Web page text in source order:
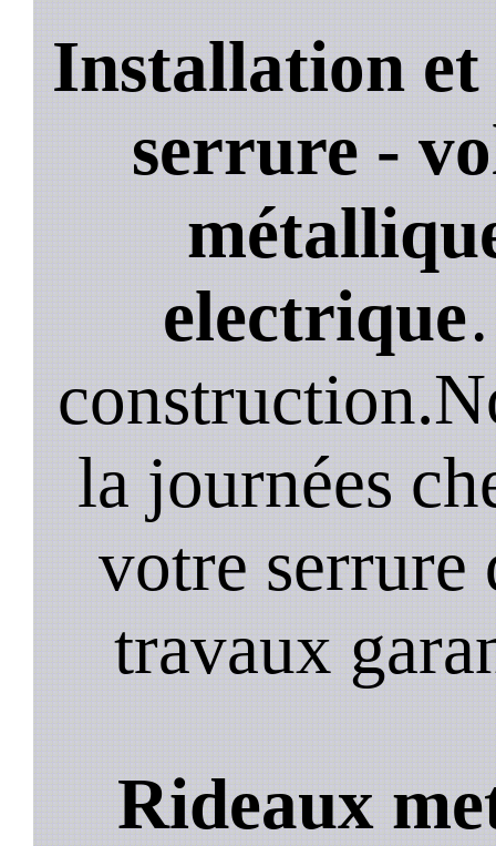
Installation
serrure -
electrique
la journées
votre serrure
travaux
Rideaux